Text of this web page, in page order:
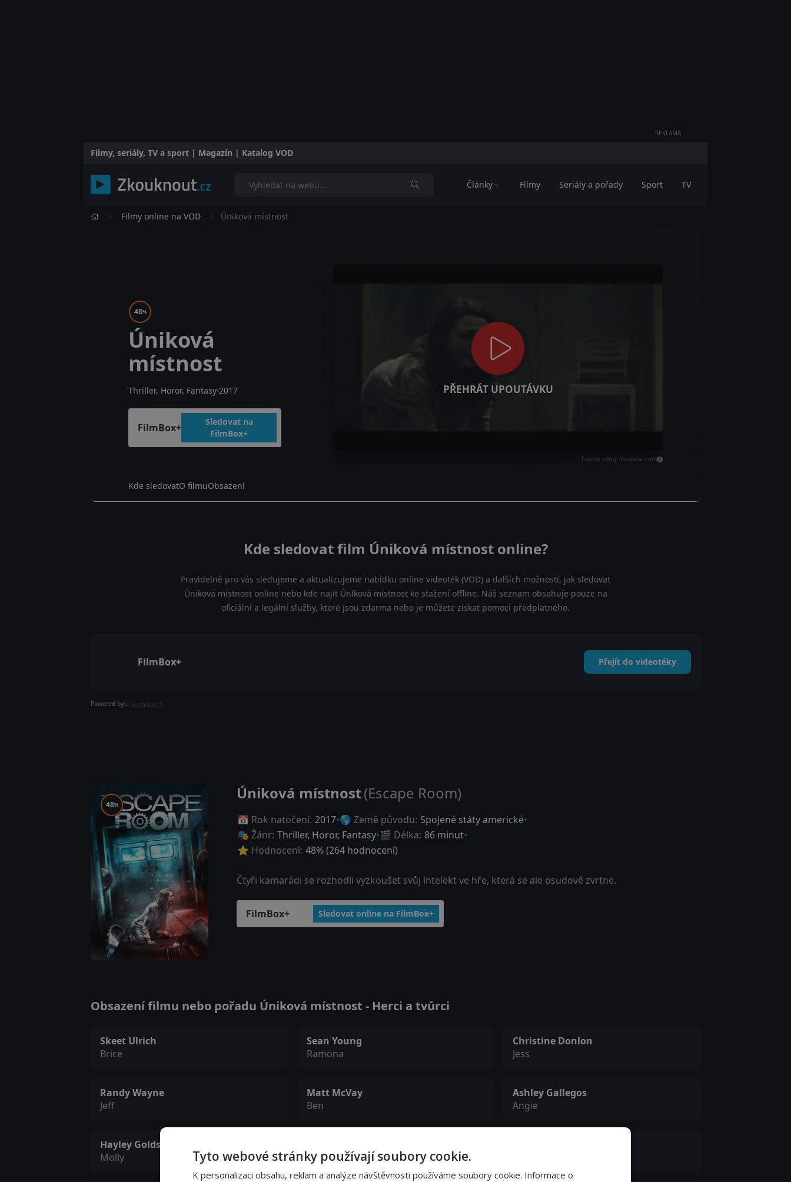
REKLAMA
Filmy, seriály, TV a sport | Magazín | Katalog VOD
Články Filmy Seriály a pořady Sport TV
Filmy online na VOD Úniková místnost
PŘEHRÁT UPOUTÁVKU
Trailer, zdroj: Youtube.com
48%
Úniková
místnost
Thriller, Horor, Fantasy 2017
FilmBox+
Sledovat na
FilmBox+
Kde sledovatO filmuObsazení
Kde sledovat film Úniková místnost online?
Pravidelně pro vás sledujeme a aktualizujeme nabídku online videoték (VOD) a dalších možností, jak sledovat
Úniková místnost online nebo kde najít Úniková místnost ke stažení offline. Náš seznam obsahuje pouze na
oficiální a legální služby, které jsou zdarma nebo je můžete získat pomocí předplatného.
FilmBox+ Přejít do videotéky
Powered by
48%
Úniková místnost(Escape Room)
📅 Rok natočení: 2017 🌎 Země původu: Spojené státy americké
🎭 Žánr: Thriller, Horor, Fantasy 🎬 Délka: 86 minut
⭐ Hodnocení: 48% (264 hodnocení)
Čtyři kamarádi se rozhodli vyzkoušet svůj intelekt ve hře, která se ale osudově zvrtne.
FilmBox+ Sledovat online na FilmBox+
Obsazení filmu nebo pořadu Úniková místnost - Herci a tvůrci
Skeet Ulrich
Brice
Sean Young
Ramona
Christine Donlon
Jess
Randy Wayne
Jeff
Matt McVay
Ben
Ashley Gallegos
Angie
Hayley Goldstein
Molly
Ammon
Tyto webové stránky používají soubory cookie.
K personalizaci obsahu, reklam a analýze návštěvnosti používáme soubory cookie. Informace o